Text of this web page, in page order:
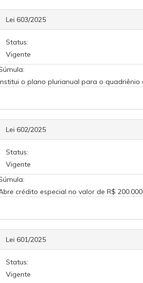
Lei 603/2025
Status:
Vigente
o plano plurianual para o quadriênio
Lei 602/2025
Status:
Vigente
crédito especial no valor de R$
Lei 601/2025
Status:
Vigente